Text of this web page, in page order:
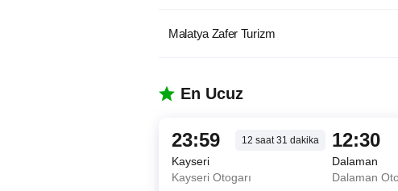
Malatya Zafer Turizm
En Ucuz
23:59 12 saat31 dakika
Kayseri
Kayseri Otogarı
12:30
Dalaman
Dalaman